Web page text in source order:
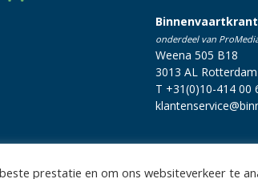
Binnenvaartkrant
onderdeel van
Weena 505 B18
3013 AL Rotterdam
T +31(0)10-414 00
Privacy statement|Sitemap|
prestatie en om ons websiteverkeer te